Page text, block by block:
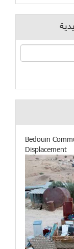
Bedouin
Displacement